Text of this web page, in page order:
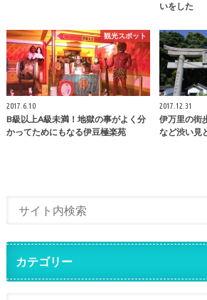
いをした
観光スポット
2017.6.10
B級以上A級未満！地獄の事がよく分
かってためにもなる伊豆極楽苑
2017.12.31
伊万里の街
など渋い見
カテゴリー